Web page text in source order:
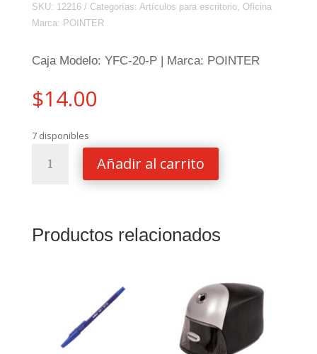
SKU: 12216 Categorías: Artículos para escritorio, Oficina
Marca: POINTER
Caja Modelo: YFC-20-P | Marca: POINTER
$14.00
7 disponibles
FUERTE
cantidad
Añadir al carrito
Productos relacionados